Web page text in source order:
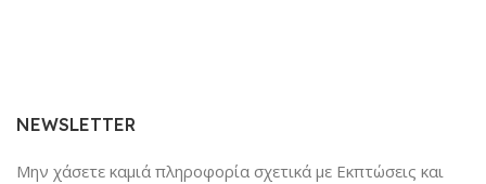
Sundaymot
NEWSLETTER
Μην χάσετε καμιά πληροφορία σχετικά με Εκπτώσεις και